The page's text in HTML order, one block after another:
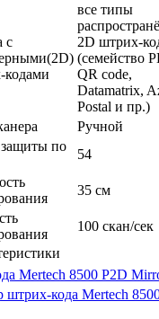
с
кодами
все типы
2D штрих-
(семейство
QR code,
Datamatrix,
Postal и пр.)
Ручной
по
54
35 см
100 скан/сек
Mertech 8500 P2D
штрих-кода Mertech